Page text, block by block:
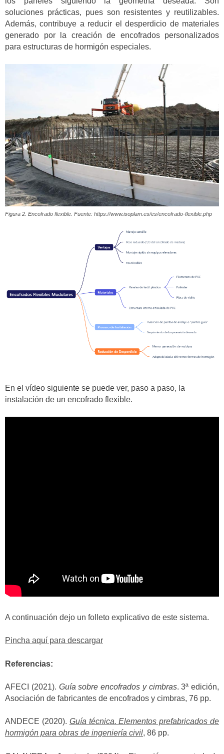
soluciones prácticas, pues son resistentes y reutilizables.
Además, contribuye a reducir el desperdicio de materiales
generado por la creación de encofrados personalizados
para estructuras de hormigón especiales.
Figura 2. Encofrado flexible. Fuente: https://www.isoplam.es/es/encofrado-flexible.php
En el vídeo siguiente se puede ver, paso a paso, la
instalación de un encofrado flexible.
A continuación dejo un folleto explicativo de este sistema.
Pincha aquí para descargar
Referencias:
AFECI (2021). Guía sobre encofrados y cimbras. 3ª edición,
Asociación de fabricantes de encofrados y cimbras, 76 pp.
ANDECE (2020). Guía técnica. Elementos prefabricados de
hormigón para obras de ingeniería civil, 86 pp.